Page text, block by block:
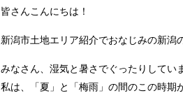
皆さんこんにちは！
新潟市土地エリア紹介でおなじみの新潟
みなさん、湿気と暑さでぐったりしてい
私は、「夏」と「梅雨」の間のこの時期